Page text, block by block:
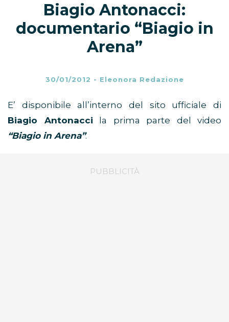
Biagio Antonacci:
documentario “Biagio in
Arena”
30/01/2012 - Eleonora Redazione
E’ disponibile all’interno del sito ufficiale di
Biagio Antonacci la prima parte del video
“Biagio in Arena”.